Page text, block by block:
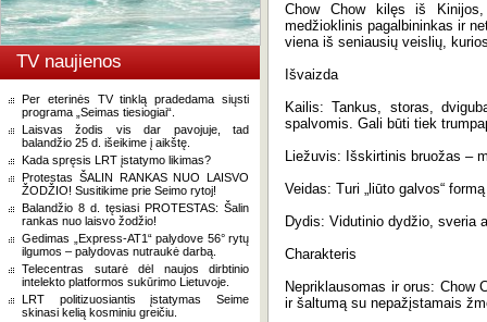
TV naujienos
Per eterinės TV tinklą pradedama siųsti
programa „Seimas tiesiogiai“.
Laisvas žodis vis dar pavojuje, tad
balandžio 25 d. išeikime į aikštę.
Kada spręsis LRT įstatymo likimas?
Protestas ŠALIN RANKAS NUO LAISVO
ŽODŽIO! Susitikime prie Seimo rytoj!
Balandžio 8 d. tęsiasi PROTESTAS: Šalin
rankas nuo laisvo žodžio!
Gedimas „Express-AT1“ palydove 56° rytų
ilgumos – palydovas nutraukė darbą.
Telecentras sutarė dėl naujos dirbtinio
intelekto platformos sukūrimo Lietuvoje.
LRT politizuosiantis įstatymas Seime
skinasi kelią kosminiu greičiu.
Chow Chow kilęs iš
medžioklinis pagalbininkas ir
viena iš seniausių veislių,
Išvaizda
Kailis: Tankus, storas,
spalvomis. Gali būti tiek
Liežuvis: Išskirtinis bruožas –
Veidas: Turi „liūto galvos“
Dydis: Vidutinio dydžio, sveria
Charakteris
Nepriklausomas ir orus: Chow
ir šaltumą su nepažįstamais